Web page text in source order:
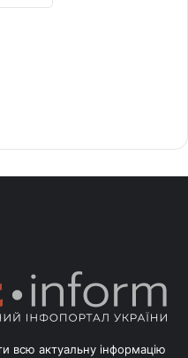
всю актуальну інформацію